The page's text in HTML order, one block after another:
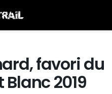
favori du
2019